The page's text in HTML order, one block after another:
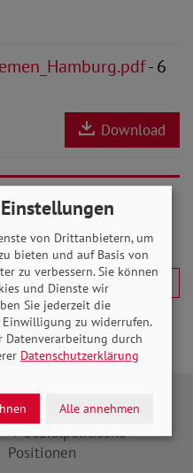
- 6
Download
POLITIK
Sozialpolitische
Positionen
von Drittanbietern, um
bieten und auf Basis von
zu verbessern. Sie können
und Dienste wir
Sie jederzeit die
zu widerrufen.
Datenverarbeitung durch
Datenschutzerklärung
Alle annehmen